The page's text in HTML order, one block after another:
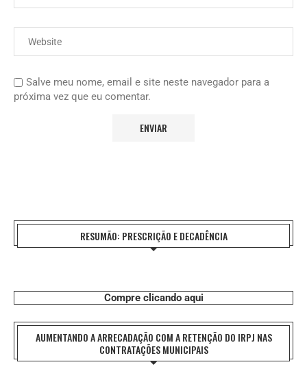
Salve meu nome, email e site neste navegador para a
próxima vez que eu comentar.
RESUMÃO: PRESCRIÇÃO E DECADÊNCIA
Compre clicando aqui
AUMENTANDO A ARRECADAÇÃO COM A RETENÇÃO DO IRPJ NAS
CONTRATAÇÕES MUNICIPAIS